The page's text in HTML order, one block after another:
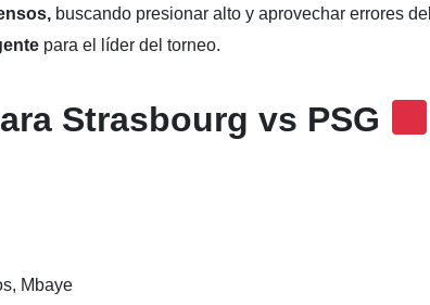
buscando presionar alto y aprovechar errores del
para el líder del torneo.
Strasbourg vs PSG
Mbaye